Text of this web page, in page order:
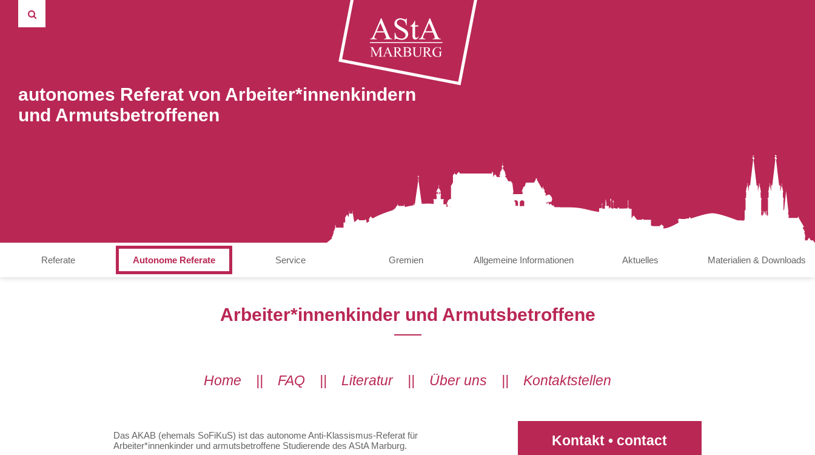
autonomes Referat von Arbeiter*innenkindern
und Armutsbetroffenen
Referate Autonome Referate Service Gremien Allgemeine Informationen Aktuelles Materialien & Downloads
Arbeiter*innenkinder und Armutsbetroffene
Home FAQ Literatur|| Über uns Kontaktstellen
Das AKAB (ehemals SoFiKuS) ist das autonome Anti-Klassismus-Referat für
Arbeiter*innenkinder und armutsbetroffene Studierende des AStA Marburg.
Kontakt • contact